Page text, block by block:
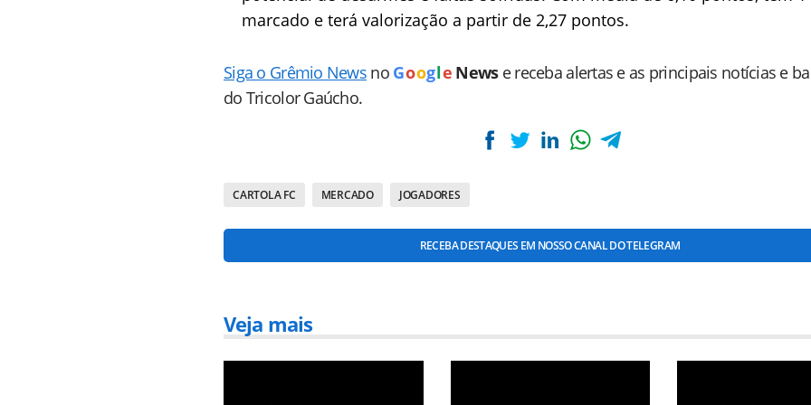
marcado e terá valorização a partir de 2,27 pontos.
Siga o Grêmio News no Goog le News e receba alertas e as principais notícias e
do Tricolor Gaúcho.
CARTOLA FC MERCADO JOGADORES
RECEBA DESTAQUES EM NOSSO CANAL DO TELEGRAM
Veja mais